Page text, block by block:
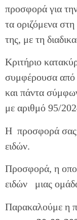
προσφορά για
τα οριζόμενα στη
της, με τη
Κριτήριο
συμφέρουσα από
και πάντα
με αριθμό 95/
Η προσφορά σας
ειδών.
Προσφορά, η
ειδών μιας
Παρακαλούμε η